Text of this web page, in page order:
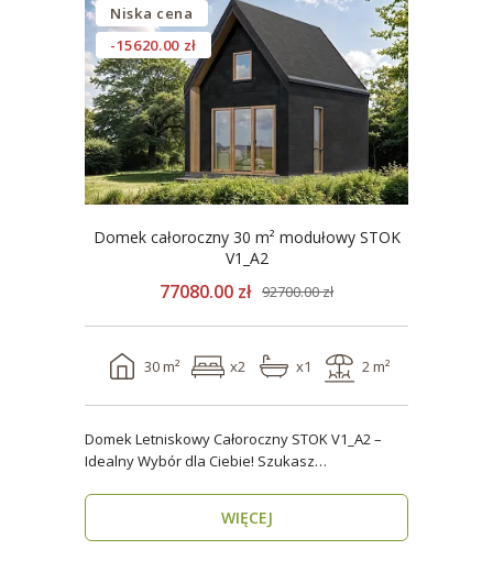
Niska cena
-15620.00 zł
Domek całoroczny 30 m² modułowy STOK
V1_A2
77080.00 zł 92700.00 zł
30 m² x2 x1 2 m²
Domek Letniskowy Całoroczny STOK V1_A2 –
Idealny Wybór dla Ciebie! Szukasz
WIĘCEJ